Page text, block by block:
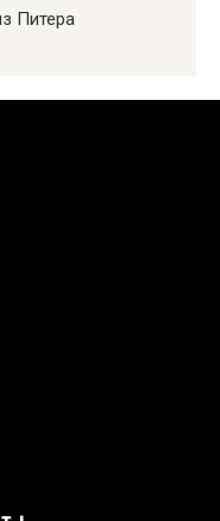
Питера